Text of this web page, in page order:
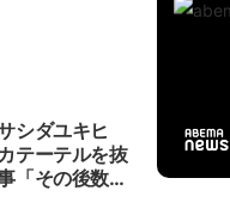
シダユキヒ
テーテルを抜
「その後数日
た」